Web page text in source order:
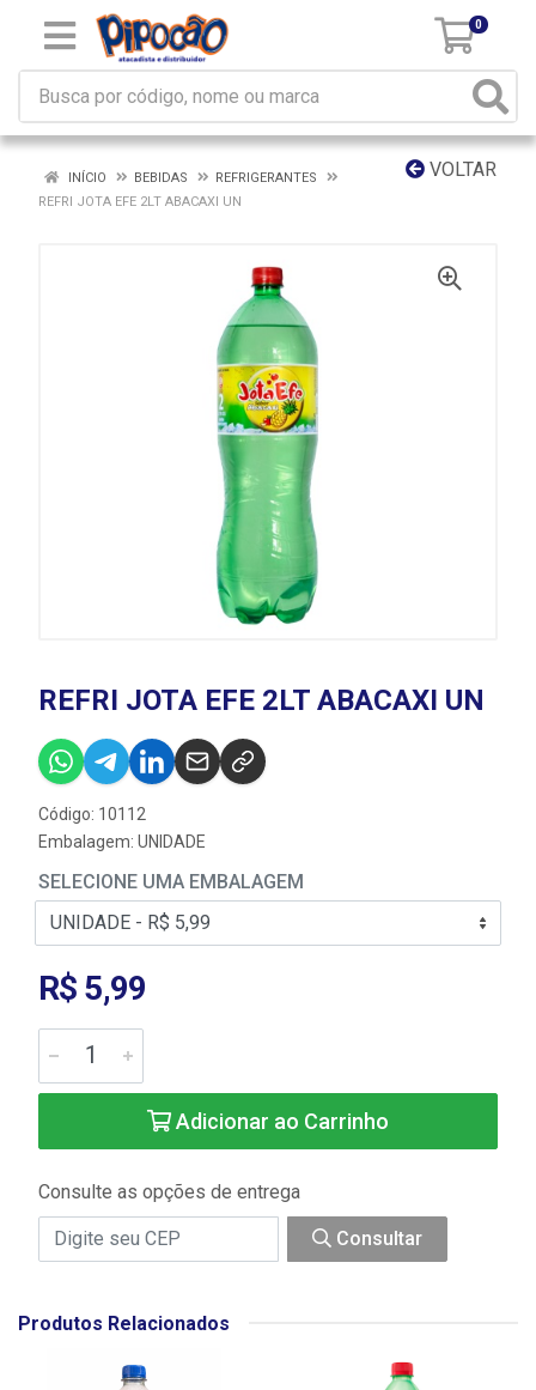
0
VOLTAR
INÍCIO BEBIDAS
REFRIGERANTES
REFRI JOTA EFE 2LT ABACAXI UN
REFRI JOTA EFE 2LT ABACAXI UN
Código: 10112
Embalagem: UNIDADE
SELECIONE UMA EMBALAGEM
R$ 5,99
Adicionar ao Carrinho
Consulte as opções de entrega
Consultar
Produtos Relacionados